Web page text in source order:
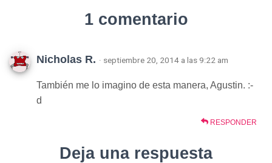
1 comentario
Nicholas R. · septiembre 20, 2014 a las 9:22 am
También me lo imagino de esta manera, Agustin. :-
d
RESPONDER
Deja una respuesta